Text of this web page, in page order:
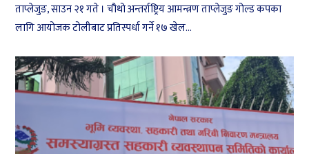
ताप्लेजुङ, साउन २१ गते । चौथो अन्तर्राष्ट्रिय आमन्त्रण ताप्लेजुङ गोल्ड कपका
लागि आयोजक टोलीबाट प्रतिस्पर्धा गर्ने १७ खेल...